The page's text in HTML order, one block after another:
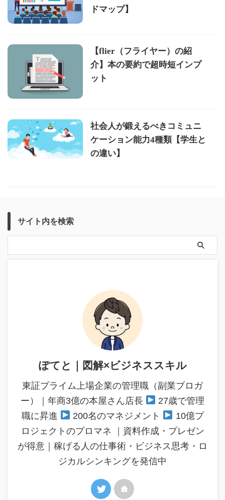
ドマップ】
【flier（フライヤー）の紹
介】本の要約で超時短インプ
ット
社会人が鍛えるべきコミュニ
ケーション能力4種類【学生と
の違い】
サイト内を検索
ぽてと｜図解×ビジネススキル
東証プライム上場企業の管理職（副業ブロガ
ー）｜年商3億の本屋さん店長
27歳で管理
職に昇進
200名のマネジメント
10億プ
ロジェクトのプロマネ ｜資料作成・プレゼン
が得意｜稼げる人の仕事術・ビジネス思考・ロ
ジカルシンキングを発信中